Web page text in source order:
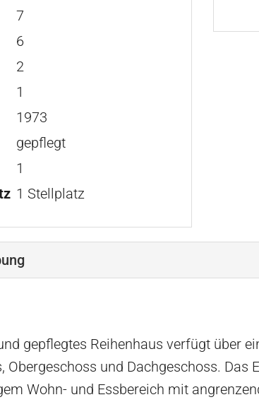
7
6
2
1
1973
gepflegt
1
1 Stellplatz
gepflegtes Reihenhaus verfügt über
Obergeschoss und Dachgeschoss. Das
Wohn- und Essbereich mit